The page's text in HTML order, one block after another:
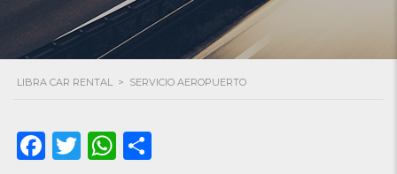
LIBRA CAR RENTAL > SERVICIO AEROPUERTO
Facebook
TwitterWhatsApp